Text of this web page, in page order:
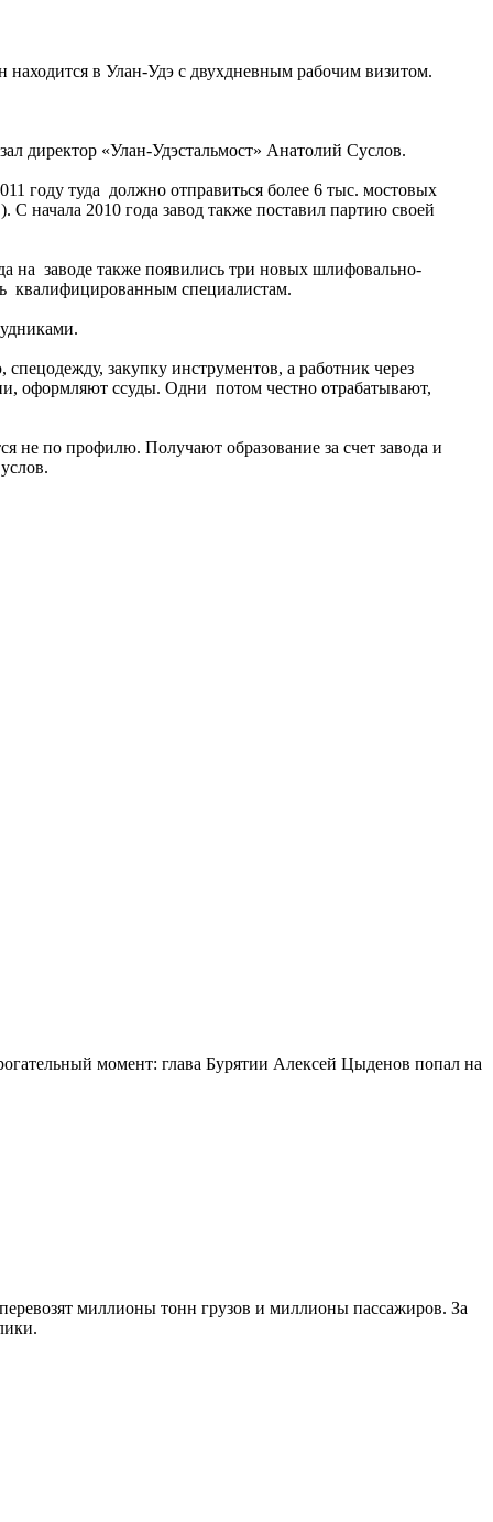
в Улан-Удэ с двухдневным рабочим визитом.
директор «Улан-Удэстальмост» Анатолий Суслов.
году туда должно отправиться более 6 тыс. мостовых
начала 2010 года завод также поставил партию своей
на заводе также появились три новых шлифовально-
квалифицированным специалистам.
закупку инструментов, а работник через
оформляют ссуды. Одни потом честно отрабатывают,
не по профилю. Получают образование за счет завода и
момент: глава Бурятии Алексей Цыденов попал на
миллионы тонн грузов и миллионы пассажиров. За